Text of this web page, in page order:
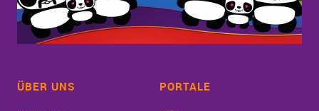
ÜBER UNS PORTALE